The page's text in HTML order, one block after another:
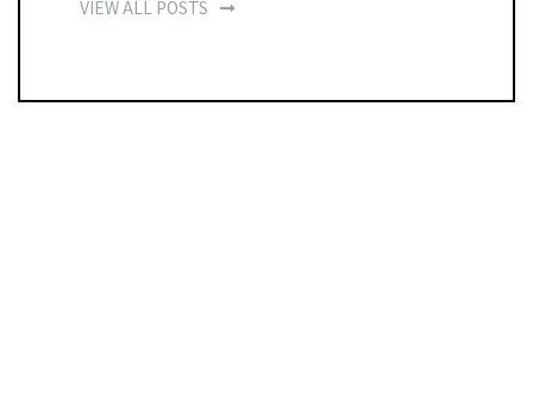
VIEW ALL POSTS